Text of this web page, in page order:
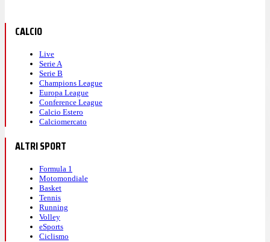
CALCIO
Live
Serie A
Serie B
Champions League
Europa League
Conference League
Calcio Estero
Calciomercato
ALTRI SPORT
Formula 1
Motomondiale
Basket
Tennis
Running
Volley
eSports
Ciclismo